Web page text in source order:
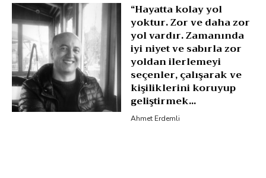
“Hayatta kolay yol
yoktur. Zor ve daha zor
yol vardır. Zamanında
iyi niyet ve sabırla zor
yoldan ilerlemeyi
seçenler, çalışarak ve
kişiliklerini koruyup
geliştirmek...
Ahmet Erdemli